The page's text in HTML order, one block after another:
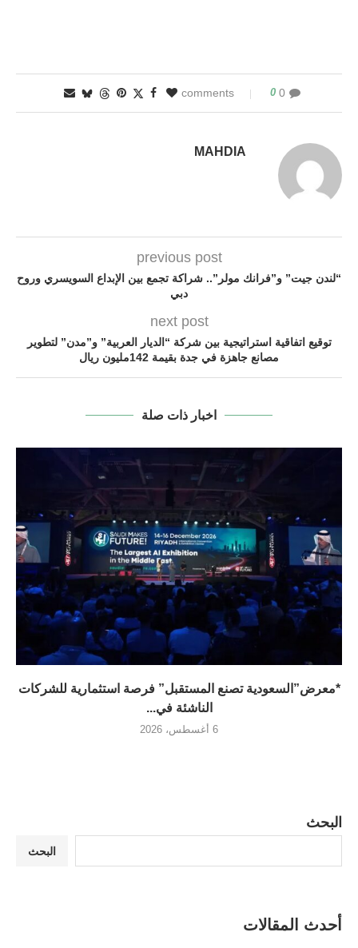
0 comments
0
MAHDIA
previous post
“لندن جيت” و”فرانك مولر”.. شراكة تجمع بين الإبداع السويسري وروح
دبي
next post
توقيع اتفاقية استراتيجية بين شركة “الديار العربية” و”مدن” لتطوير
مصانع جاهزة في جدة بقيمة 142مليون ريال
اخبار ذات صلة
*معرض”السعودية تصنع المستقبل” فرصة استثمارية للشركات
الناشئة في...
6 أغسطس، 2026
البحث
البحث
أحدث المقالات